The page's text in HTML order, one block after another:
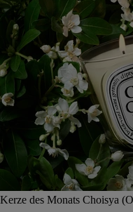
Kerze des Monats Choisya